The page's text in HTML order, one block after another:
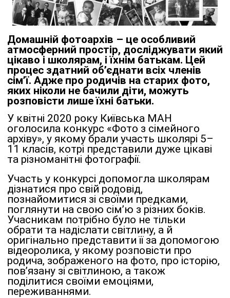
Домашній фотоархів – це особливий
атмосферний простір, досліджувати який
цікаво і школярам, і їхнім батькам. Цей
процес здатний об’єднати всіх членів
сім’ї. Адже про родичів на старих фото,
яких ніколи не бачили діти, можуть
розповісти лише їхні батьки.
У квітні 2020 року Київська МАН
оголосила конкурс «Фото з сімейного
архіву», у якому брали участь школярі 5–
11 класів, котрі представили дуже цікаві
та різноманітні фотографії.
Участь у конкурсі допомогла школярам
дізнатися про свій родовід,
познайомитися зі своїми предками,
поглянути на свою сім’ю з різних боків.
Учасникам потрібно було не тільки
обрати та надіслати світлину, а й
оригінально представити її за допомогою
відеоролика, у якому розповісти про
родича, зображеного на фото, про історію,
пов’язану зі світлиною, а також
поділитися своїми емоціями,
переживаннями.